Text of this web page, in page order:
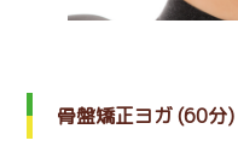
骨盤矯正ヨガ (60分)